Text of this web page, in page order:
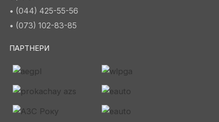
• (044) 425-55-56
• (073) 102-83-85
ПАРТНЕРИ